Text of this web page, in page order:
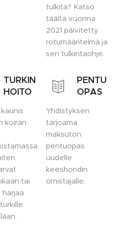
tulkita? Katso
täältä vuonna
2021 päivitetty
rotumääritelmä ja
sen tulkintaohje.
TURKIN
HOITO
koiran
tai
harjaa
PENTU
OPAS
Yhdistyksen
tarjoama
maksuton
pentuopas
uudelle
keeshondin
omistajalle.